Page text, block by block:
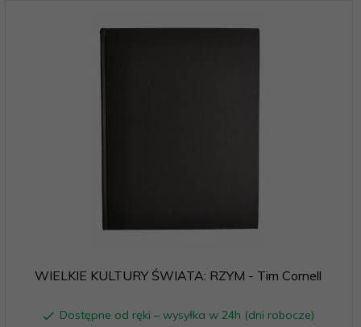
WIELKIE KULTURY ŚWIATA: RZYM - Tim Cornell
Dostępne od ręki – wysyłka w 24h (dni robocze)